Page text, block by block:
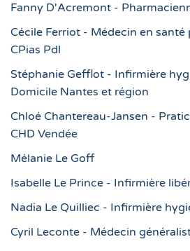
Fanny D'Acremont -
Cécile Ferriot - Médecin en
CPias Pdl
Stéphanie Gefflot - Infirmière
Domicile Nantes et région
Chloé Chantereau-Jansen -
CHD Vendée
Mélanie Le Goff
Isabelle Le Prince - Infirmière
Nadia Le Quilliec - Infirmière
Cyril Leconte - Médecin